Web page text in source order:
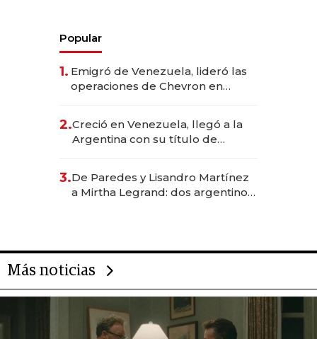
Popular
1. Emigró de Venezuela, lideró las
operaciones de Chevron en
2.Creció en Venezuela, llegó a la
Argentina con su título de
las marcas "fast premium"
3.De Paredes y Lisandro Martínez
a Mirtha Legrand: dos argentinos
Más noticias